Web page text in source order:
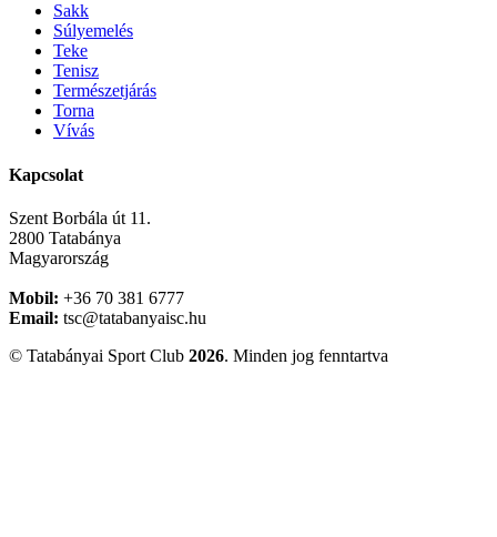
Sakk
Súlyemelés
Teke
Tenisz
Természetjárás
Torna
Vívás
Kapcsolat
Szent Borbála út 11.
2800 Tatabánya
Magyarország
Mobil: +36 70 381 6777
Email: tsc@tatabanyaisc.hu
© Tatabányai Sport Club 2026. Minden jog fenntartva